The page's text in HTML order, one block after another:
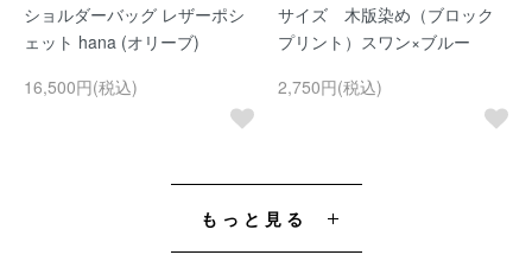
ショルダーバッグ レザーポシ
ェット hana (オリーブ)
16,500円(税込)
サイズ 木版染め（ブロック
プリント）スワン×ブルー
2,750円(税込)
もっと見る